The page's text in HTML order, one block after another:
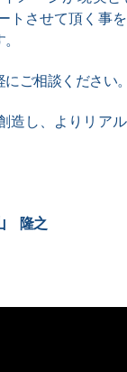
トさせて頂く事
ご相談ください。
造し、よりリア
隆之